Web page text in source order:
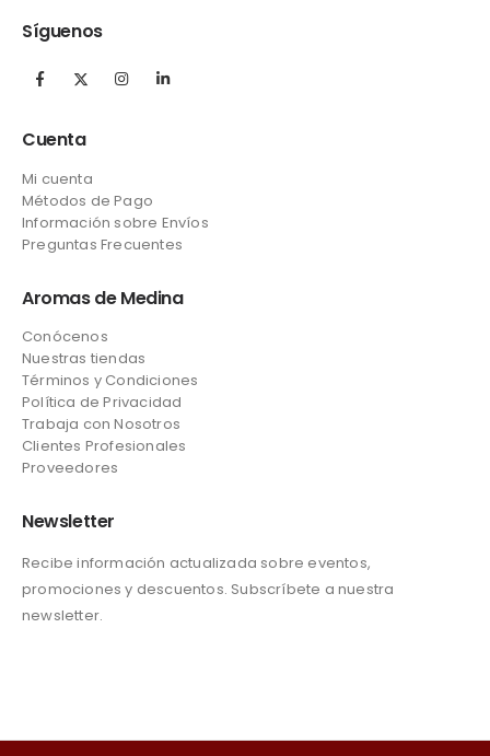
Síguenos
Cuenta
Mi cuenta
Métodos de Pago
Información sobre Envíos
Preguntas Frecuentes
Aromas de Medina
Conócenos
Nuestras tiendas
Términos y Condiciones
Política de Privacidad
Trabaja con Nosotros
Clientes Profesionales
Proveedores
Newsletter
Recibe información actualizada sobre eventos,
promociones y descuentos. Subscríbete a nuestra
newsletter.